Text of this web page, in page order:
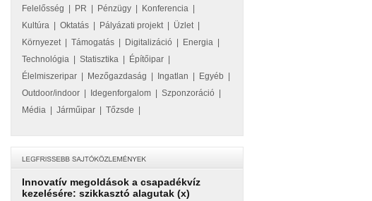
Felelősség
PR Pénzügy Konferencia
Kultúra
Oktatás Pályázati projekt| Üzlet|
Környezet| Támogatás Digitalizáció Energia
Technológia
Statisztika Építőipar
Élelmiszeripar
Mezőgazdaság Ingatlan Egyéb
Outdoor/indoor
Idegenforgalom Szponzoráció
Média
Járműipar Tőzsde
Innovatív megoldások a csapadékvíz
kezelésére: szikkasztó alagutak (x)